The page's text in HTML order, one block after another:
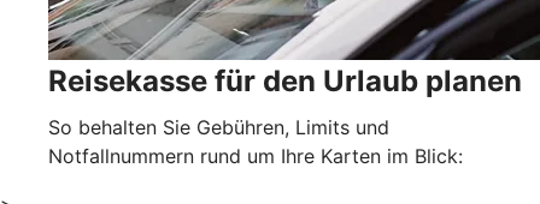
Reisekasse für den Urlaub planen
So behalten Sie Gebühren, Limits und
Notfallnummern rund um Ihre Karten im Blick: